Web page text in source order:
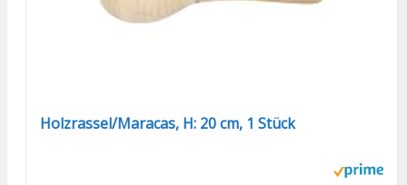
Holzrassel/Maracas, H: 20 cm, 1 Stück